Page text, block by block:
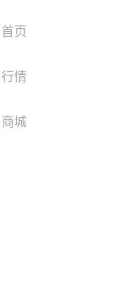
首页
行情
商城